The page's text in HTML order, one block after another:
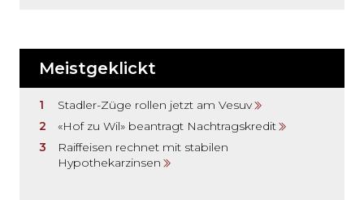
Meistgeklickt
Stadler-Züge rollen jetzt am Vesuv
«Hof zu Wil» beantragt Nachtragskredit
Raiffeisen rechnet mit stabilen
Hypothekarzinsen